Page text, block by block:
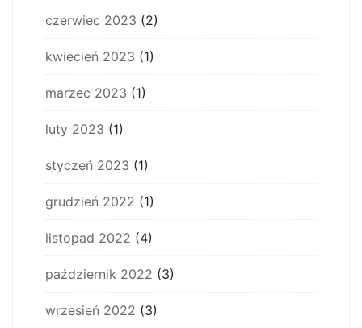
czerwiec 2023 (2)
kwiecień 2023 (1)
marzec 2023 (1)
luty 2023 (1)
styczeń 2023 (1)
grudzień 2022 (1)
listopad 2022 (4)
październik 2022 (3)
wrzesień 2022 (3)